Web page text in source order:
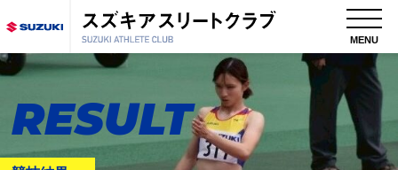
MENU
RESULT